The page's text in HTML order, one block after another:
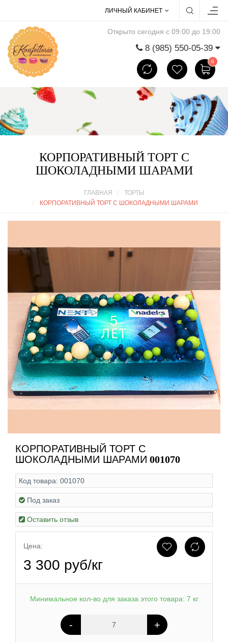
ЛИЧНЫЙ КАБИНЕТ
Открыто сегодня с 09:00 до 19:00
8 (985) 550-05-39
0
КОРПОРАТИВНЫЙ ТОРТ С
ШОКОЛАДНЫМИ ШАРАМИ
ГЛАВНАЯ
ТОРТЫ
КОРПОРАТИВНЫЙ ТОРТ С ШОКОЛАДНЫМИ ШАРАМИ
КОРПОРАТИВНЫЙ ТОРТ С
ШОКОЛАДНЫМИ ШАРАМИ 001070
Код товара: 001070
Под заказ
Оставить отзыв
Цена:
3 300 руб/кг
Минимальное кол-во для заказа этого товара: 7 кг
- +